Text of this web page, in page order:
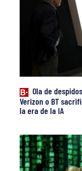
Ola de
Verizon o BT
la era de la IA